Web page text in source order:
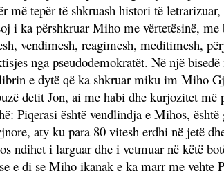
tepër të shkruash histori të
i ka përshkruar Miho me vërtetësinë, me
vendimesh, reagimesh, meditimesh,
nga pseudodemokratët. Në një
e dytë që ka shkruar miku im Miho
detit Jon, ai me habi dhe kurjozitet më
Piqerasi është vendlindja e Mihos,
aty ku para 80 vitesh erdhi në jetë
ndihet i larguar dhe i vetmuar në këtë
e di se Miho ikanak e ka marr me vehte